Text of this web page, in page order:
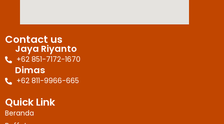
Contact us
Jaya Riyanto
+62 851-7172-1670
Dimas
+62 811-9966-665
Quick Link
Beranda